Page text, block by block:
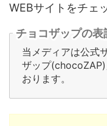
WEBサイトをチェ
チョコザップの表
当メディアは公式
ザップ
おります。